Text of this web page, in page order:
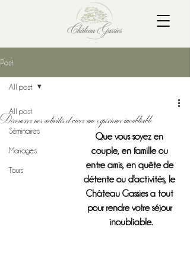
Post
All post
Séminaires
Mariages
Tours
All post
Découvrez nos activités et vivez une expérience inoubliable
Que vous soyez en
couple, en famille ou
entre amis, en quête de
détente ou d'activités, le
Château Gassies a tout
pour rendre votre séjour
inoubliable.